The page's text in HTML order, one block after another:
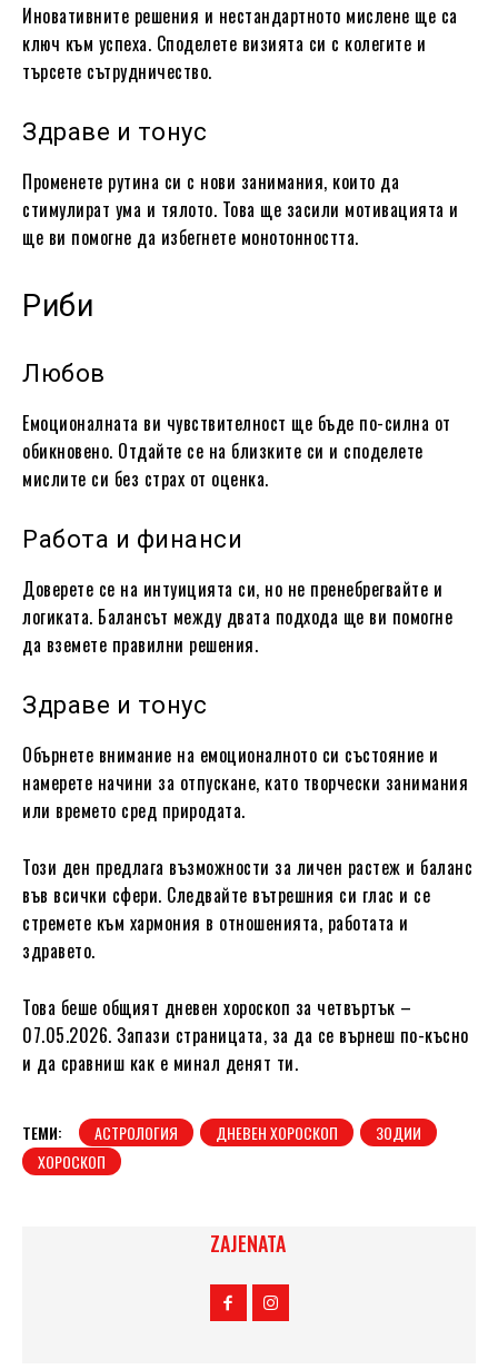
Иновативните решения и нестандартното мислене ще са
ключ към успеха. Споделете визията си с колегите и
търсете сътрудничество.
Здраве и тонус
Променете рутина си с нови занимания, които да
стимулират ума и тялото. Това ще засили мотивацията и
ще ви помогне да избегнете монотонността.
Риби
Любов
Емоционалната ви чувствителност ще бъде по-силна от
обикновено. Отдайте се на близките си и споделете
мислите си без страх от оценка.
Работа и финанси
Доверете се на интуицията си, но не пренебрегвайте и
логиката. Балансът между двата подхода ще ви помогне
да вземете правилни решения.
Здраве и тонус
Обърнете внимание на емоционалното си състояние и
намерете начини за отпускане, като творчески занимания
или времето сред природата.
Този ден предлага възможности за личен растеж и баланс
във всички сфери. Следвайте вътрешния си глас и се
стремете към хармония в отношенията, работата и
здравето.
Това беше общият дневен хороскоп за четвъртък –
07.05.2026. Запази страницата, за да се върнеш по-късно
и да сравниш как е минал денят ти.
ТЕМИ: АСТРОЛОГИЯ ДНЕВЕН ХОРОСКОП
ЗОДИИ
ХОРОСКОП
ZAJENATA